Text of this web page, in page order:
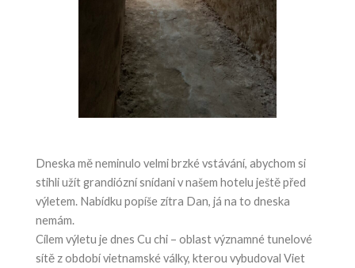
Dneska mě neminulo velmi brzké vstávání, abychom si
stihli užít grandiózní snídani v našem hotelu ještě před
výletem. Nabídku popíše zítra Dan, já na to dneska
nemám.
Cílem výletu je dnes Cu chi – oblast významné tunelové
sítě z období vietnamské války, kterou vybudoval Viet